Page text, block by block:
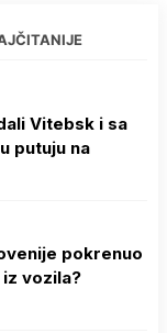
Vitebsk i sa
putuju na
pokrenuo
iz vozila?